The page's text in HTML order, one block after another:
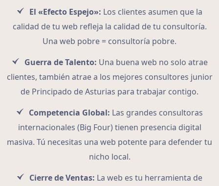
El «Efecto Espejo»: Los clientes asumen que la
calidad de tu web refleja la calidad de tu consultoría.
Una web pobre = consultoría pobre.
Guerra de Talento: Una buena web no solo atrae
clientes, también atrae a los mejores consultores junior
de Principado de Asturias para trabajar contigo.
Competencia Global: Las grandes consultoras
internacionales (Big Four) tienen presencia digital
masiva. Tú necesitas una web potente para defender tu
nicho local.
Cierre de Ventas: La web es tu herramienta de